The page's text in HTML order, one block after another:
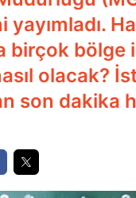
bölge
olacak?
son